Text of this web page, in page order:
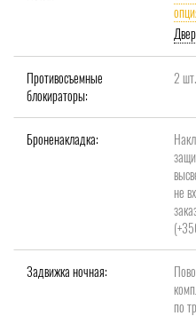
Противосъемные
блокираторы:
2 шт.
Броненакладка:
не
Задвижка ночная:
по